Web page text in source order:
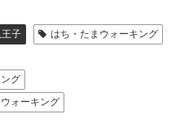
子
はち・たまウォーキング
グ
ォーキング